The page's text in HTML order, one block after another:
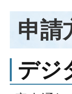
申請
デジ